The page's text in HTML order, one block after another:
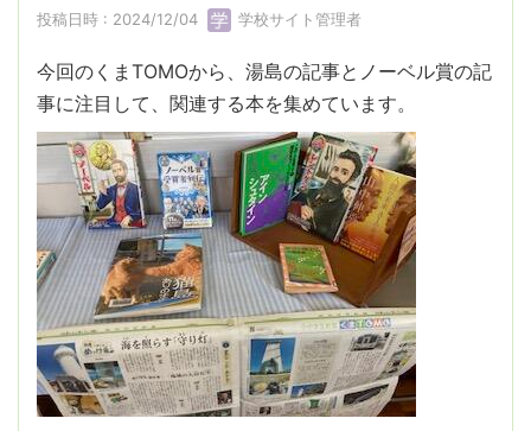
投稿日時 : 2024/12/04 学校サイト管理者
今回のくまTOMOから、湯島の記事とノーベル賞の記
事に注目して、関連する本を集めています。